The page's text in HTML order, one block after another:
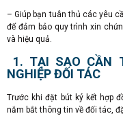
– Giúp bạn tuân thủ các yêu
để đảm bảo quy trình xin
và hiệu quả.
1. TẠI SAO CẦN
NGHIỆP ĐỐI TÁC
Trước khi đặt bút ký kết hợp
nắm bắt thông tin về đối tác,